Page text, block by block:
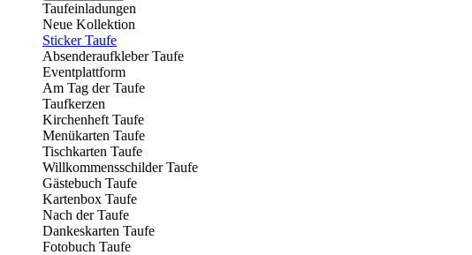
Taufeinladungen
Neue Kollektion
Sticker Taufe
Absenderaufkleber Taufe
Eventplattform
Am Tag der Taufe
Taufkerzen
Kirchenheft Taufe
Menükarten Taufe
Tischkarten Taufe
Willkommensschilder Taufe
Gästebuch Taufe
Kartenbox Taufe
Nach der Taufe
Dankeskarten Taufe
Fotobuch Taufe